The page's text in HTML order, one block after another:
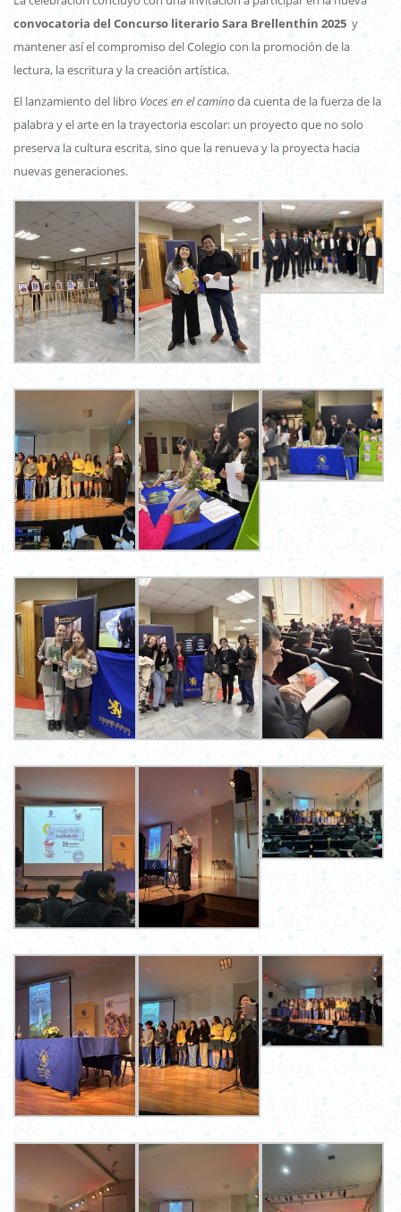
convocatoria del Concurso literario Sara Brellenthin 2025 y
mantener así el compromiso del Colegio con la promoción de la
lectura, la escritura y la creación artística.
El lanzamiento del libro Voces en el caminoda cuenta de la fuerza de la
palabra y el arte en la trayectoria escolar: un proyecto que no solo
preserva la cultura escrita, sino que la renueva y la proyecta hacia
nuevas generaciones.